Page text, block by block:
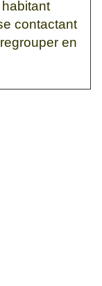
contactant
en